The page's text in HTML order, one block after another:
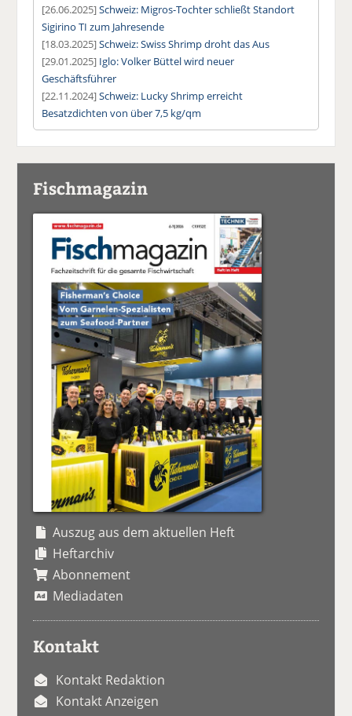
[26.06.2025]Schweiz: Migros-Tochter schließt Standort
Sigirino TI zum Jahresende
[18.03.2025]Schweiz: Swiss Shrimp droht das Aus
[29.01.2025] Iglo: Volker Büttel wird neuer
Geschäftsführer
[22.11.2024]Schweiz: Lucky Shrimp erreicht
Besatzdichten von über 7,5 kg/qm
Fischmagazin
Auszug aus dem aktuellen Heft
Heftarchiv
Abonnement
Mediadaten
Kontakt
Kontakt Redaktion
Kontakt Anzeigen